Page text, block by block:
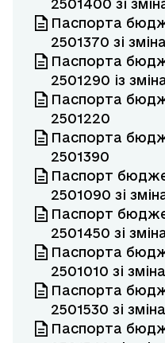
2501400 зі
Паспорта
2501370 зі
Паспорта
2501290 із
Паспорта
2501220
Паспорта
2501390
Паспорт
2501090 зі
Паспорт
2501450 зі
Паспорта
2501010 зі
Паспорта
2501530 зі
Паспорта